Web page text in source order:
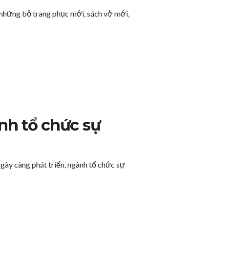
bộ trang phục mới, sách vở mới,
tổ chức sự
càng phát triển, ngành tổ chức sự